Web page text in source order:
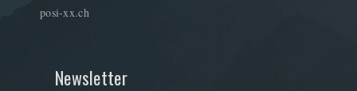
posi-xx.ch
Newsletter